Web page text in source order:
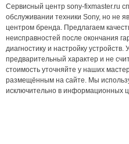
Сервисный центр sony-fixmaster.ru
обслуживании техники Sony, но не
центром бренда. Предлагаем
неисправностей после окончания
диагностику и настройку
предварительный характер и не
стоимость уточняйте у наших
размещённым на сайте. Мы
исключительно в информационных